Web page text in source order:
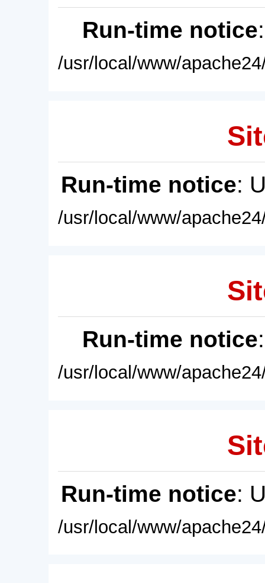
Run-time notice
/usr/local/www/
Run-time notice:
/usr/local/www/
Run-time notice
/usr/local/www/
Run-time notice:
/usr/local/www/